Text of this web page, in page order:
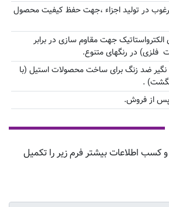
مرغوب در تولید اجزاء ،جهت حفظ کیفیت محصول
جهت مقاوم سازی در برابر
فلزی) در رنگهای متنوع.
استفاده از استیل ۳۰۴ نگیر ضد زنگ برای ساخت محصولات استیل (با
.
کسب اطلاعات بیشتر فرم زیر را تکمیل